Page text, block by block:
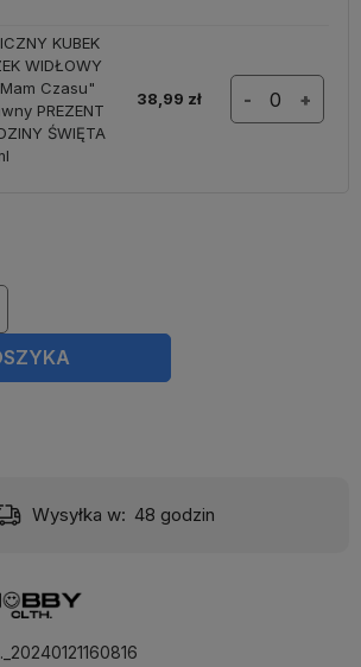
KUBEK
WIDŁOWY
Czasu"
PREZENT
ŚWIĘTA
38,99 zł - +
Wysyłka w: 48 godzin